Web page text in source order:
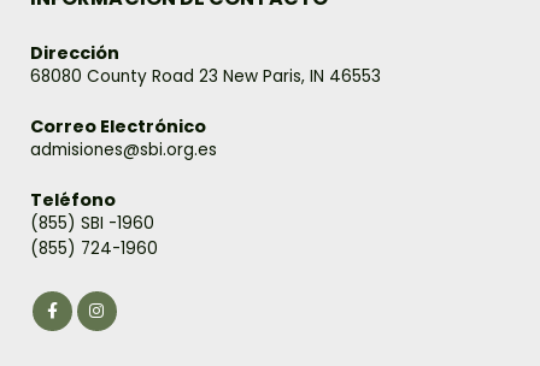
Dirección
68080 County Road 23 New Paris, IN 46553
Correo Electrónico
admisiones@sbi.org.es
Teléfono
(855) SBI -1960
(855) 724-1960